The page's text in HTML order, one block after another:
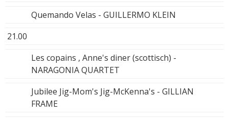
Quemando Velas - GUILLERMO KLEIN
21.00
Les copains , Anne's diner (scottisch) -
NARAGONIA QUARTET
Jubilee Jig-Mom's Jig-McKenna's - GILLIAN
FRAME